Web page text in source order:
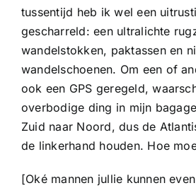
tussentijd heb ik wel een
gescharreld: een ultralichte
wandelstokken, paktassen en
wandelschoenen. Om een of
ook een GPS geregeld,
overbodige ding in mijn
Zuid naar Noord, dus de
de linkerhand houden. Hoe
[Oké mannen jullie kunnen